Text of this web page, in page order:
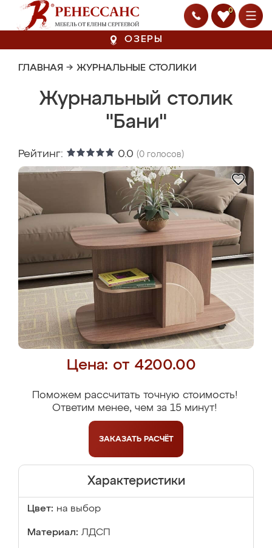
0
ОЗЕРЫ
ГЛАВНАЯ → ЖУРНАЛЬНЫЕ СТОЛИКИ
Журнальный столик
"Бани"
Рейтинг: 0.0 (0 голосов)
Цена: от 4200.00
Поможем рассчитать точную стоимость!
Ответим менее, чем за 15 минут!
ЗАКАЗАТЬ РАСЧЁТ
Характеристики
Цвет: на выбор
Материал: ЛДСП